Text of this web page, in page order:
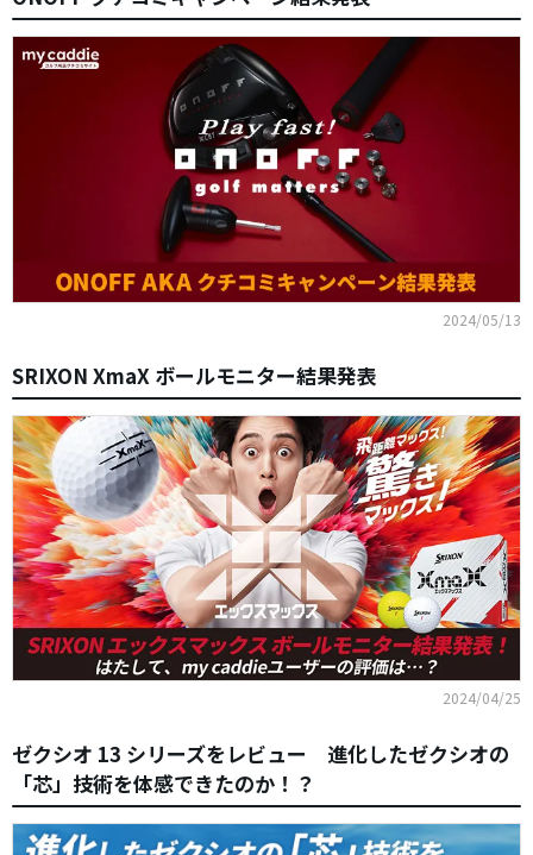
2024/05/13
SRIXON XmaX ボールモニター結果発表
2024/04/25
ゼクシオ 13 シリーズをレビュー 進化したゼクシオの
「芯」技術を体感できたのか！？